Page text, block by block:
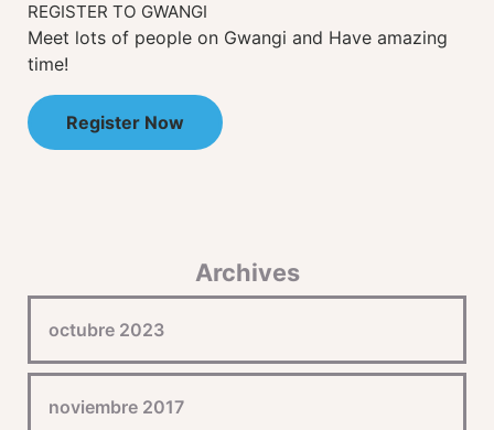
REGISTER TO GWANGI
Meet lots of people on Gwangi and Have amazing
time!
Register Now
Archives
octubre 2023
noviembre 2017